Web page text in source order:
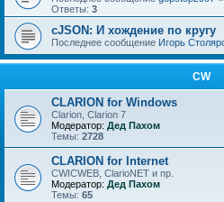
Ответы: 3
cJSON: И хождение по кругу
Последнее сообщение Игорь
CW
CLARION for Windows
Clarion, Clarion 7
Модератор: Дед Пахом
Темы: 2728
CLARION for Internet
CWICWEB, ClarioNET и пр.
Модератор: Дед Пахом
Темы: 65